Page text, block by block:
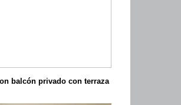
balcón privado con terraza